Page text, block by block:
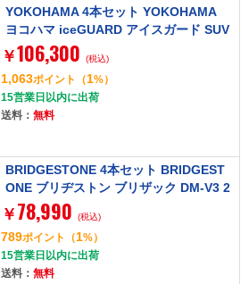
YOKOHAMA 4本セット YOKOHAMA
ヨコハマ iceGUARD アイスガード SUV
G075 225/55R19 99Q タイヤ単品
￥106,300 (税込)
1,063ポイント （1%）
15営業日以内に出荷
送料： 無料
BRIDGESTONE 4本セット BRIDGEST
ONE ブリヂストン ブリザック DM-V3 2
15/70R16 100Q タイヤ単品
￥ 78,990 (税込)
789ポイント （1%）
15営業日以内に出荷
送料： 無料